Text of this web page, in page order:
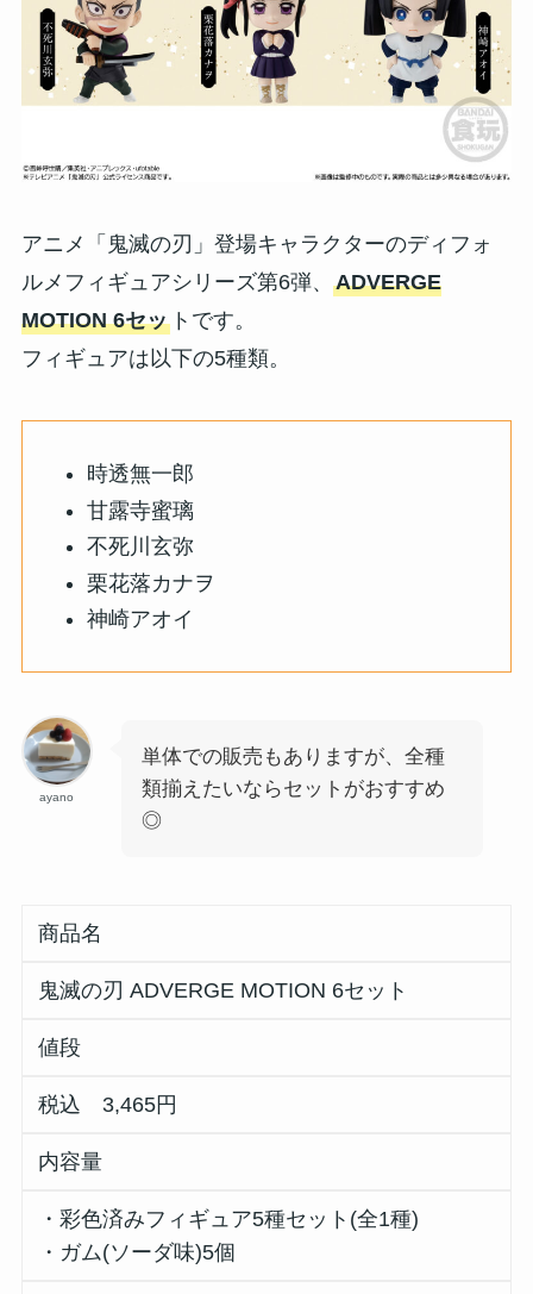
アニメ「鬼滅の刃」登場キャラクターのディフォ
ルメフィギュアシリーズ第6弾、 ADVERGE
MOTION 6セットです。
フィギュアは以下の5種類。
時透無一郎
甘露寺蜜璃
不死川玄弥
栗花落カナヲ
神崎アオイ
ayano
単体での販売もありますが、全種
類揃えたいならセットがおすすめ
◎
商品名
鬼滅の刃 ADVERGE MOTION 6セット
値段
税込 3,465円
内容量
・彩色済みフィギュア5種セット(全1種)
・ガム(ソーダ味)5個